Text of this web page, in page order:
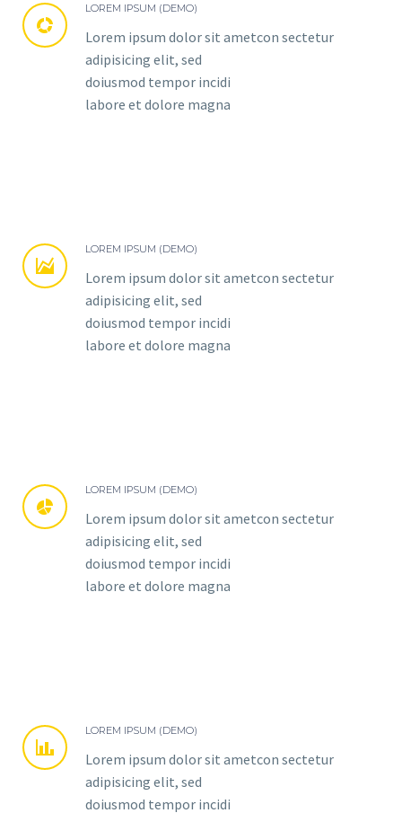


LOREM IPSUM (DEMO)
Lorem ipsum dolor sit ametcon sectetur
adipisicing elit, sed
doiusmod tempor incidi
labore et dolore magna


LOREM IPSUM (DEMO)
Lorem ipsum dolor sit ametcon sectetur
adipisicing elit, sed
doiusmod tempor incidi
labore et dolore magna


LOREM IPSUM (DEMO)
Lorem ipsum dolor sit ametcon sectetur
adipisicing elit, sed
doiusmod tempor incidi
labore et dolore magna


LOREM IPSUM (DEMO)
Lorem ipsum dolor sit ametcon sectetur
adipisicing elit, sed
doiusmod tempor incidi